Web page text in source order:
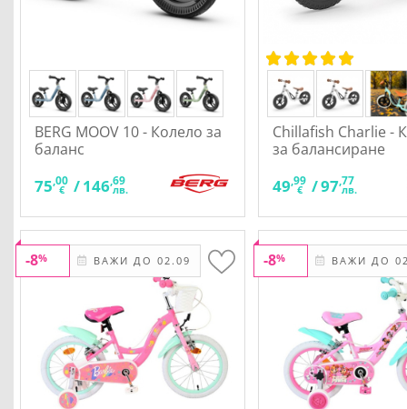
BERG MOOV 10 - Колело за
баланс
75,00
€ /146,69
лв.
Chillafish Charlie -
за балансиране
49,99
€ /97,77
лв.
ВАЖИ ДО 02.09
-8% ВАЖИ ДО
-8%